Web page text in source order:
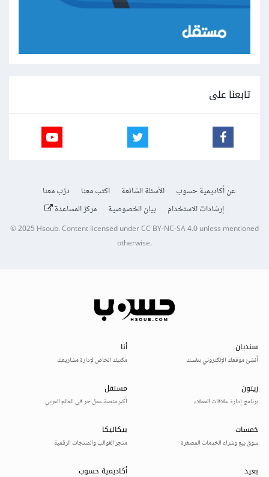
تابعنا على
عن أكاديمية حسوب الأسئلة الشائعة اكتب معنا
درّب معنا
إرشادات الاستخدام
بيان الخصوصية مركز المساعدة
© 2025Hsoub.Content licensed underCC BY-NC-SA 4.0unless mentioned
otherwise.